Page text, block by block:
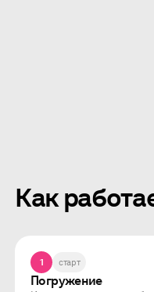
Как
1 старт
Погружение